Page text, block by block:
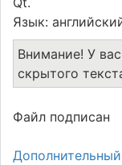
Язык:
Внимание! У
скрытого
Файл подписан